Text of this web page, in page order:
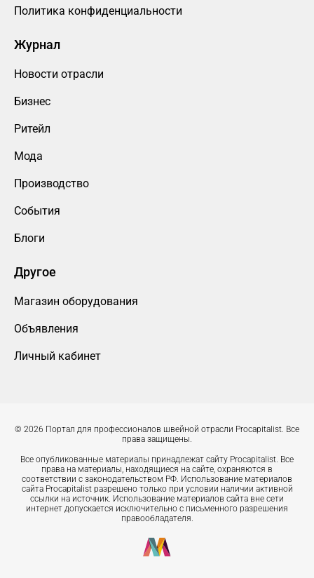
Политика конфиденциальности
Журнал
Новости отрасли
Бизнес
Ритейл
Мода
Производство
События
Блоги
Другое
Магазин оборудования
Объявления
Личный кабинет
© 2026 Портал для профессионалов швейной отрасли Procapitalist. Все
права защищены.
Все опубликованные материалы принадлежат сайту Procapitalist. Все
права на материалы, находящиеся на сайте, охраняются в
соответствии с законодательством РФ. Использование материалов
сайта Procapitalist разрешено только при условии наличии активной
ссылки на источник. Использование материалов сайта вне сети
интернет допускается исключительно с письменного разрешения
правообладателя.